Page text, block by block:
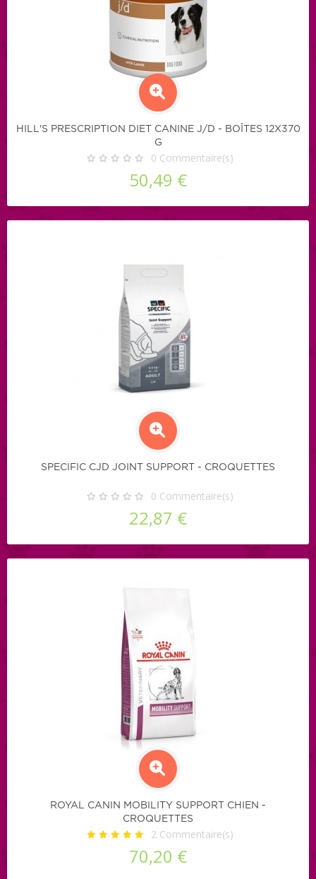
HILL'S PRESCRIPTION DIET CANINE J/D - BOÎTES 12X370
G
0 Commentaire(s)
50,49 €
SPECIFIC CJD JOINT SUPPORT - CROQUETTES
0 Commentaire(s)
22,87 €
ROYAL CANIN MOBILITY SUPPORT CHIEN -
CROQUETTES
2 Commentaire(s)
70,20 €